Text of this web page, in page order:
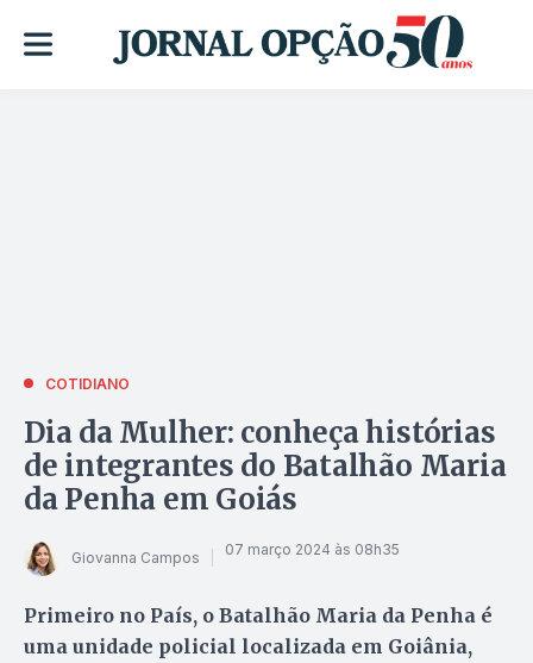
COTIDIANO
Dia da Mulher: conheça histórias
de integrantes do Batalhão Maria
da Penha em Goiás
Giovanna Campos 07 março 2024 às 08h35
Primeiro no País, o Batalhão Maria da Penha é
uma unidade policial localizada em Goiânia,